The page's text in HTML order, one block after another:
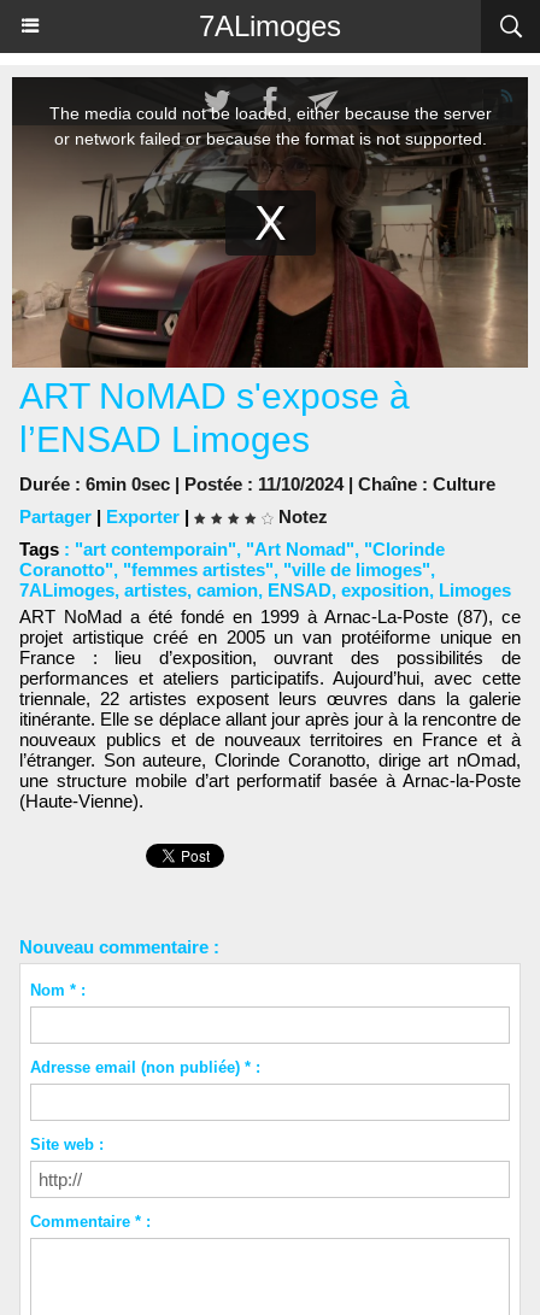
7ALimoges
ART NoMAD s'expose à
l’ENSAD Limoges
Durée : 6min 0sec | Postée : 11/10/2024 | Chaîne : Culture
Partager | Exporter |
Notez
Tags : "art contemporain", "Art Nomad", "Clorinde
Coranotto", "femmes artistes", "ville de limoges",
7ALimoges, artistes, camion, ENSAD, exposition, Limoges
ART NoMad a été fondé en 1999 à Arnac-La-Poste (87), ce
projet artistique créé en 2005 un van protéiforme unique en
France : lieu d’exposition, ouvrant des possibilités de
performances et ateliers participatifs. Aujourd’hui, avec cette
triennale, 22 artistes exposent leurs œuvres dans la galerie
itinérante. Elle se déplace allant jour après jour à la rencontre de
nouveaux publics et de nouveaux territoires en France et à
l’étranger. Son auteure, Clorinde Coranotto, dirige art nOmad,
une structure mobile d’art performatif basée à Arnac-la-Poste
(Haute-Vienne).
Nouveau commentaire :
Nom * :
Adresse email (non publiée) * :
Site web :
Commentaire * :